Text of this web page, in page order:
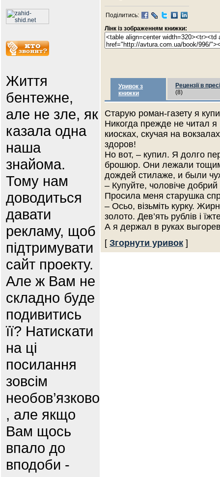
Життя
бентежне,
але не зле, як
казала одна
наша
знайома.
Тому нам
доводиться
давати
рекламу, щоб
підтримувати
сайт проекту.
Але ж Вам не
складно буде
подивитись
її? Натискати
на ці
посилання
зовсім
необов’язково
, але якщо
Вам щось
впало до
вподоби -
Поділитись:
Лінк із зображенням книжки:
Уривок з
книжки
Рецензії в пресі
(8)
Старую роман-газету я
Никогда прежде не читал
киосках, скучая на
здоров!
Но вот, – купил. Я долго
брошюр. Они лежали
дождей стилаже, и были
– Купуйте, чоловiче
Просила меня старушка
– Осьо, вiзьмiть курку.
золото. Дев’ять рублiв i
А я держал в руках
[ Згорнути уривок ]